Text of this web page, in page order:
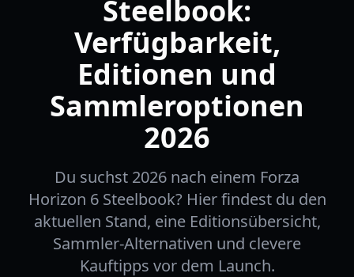
Steelbook:
Verfügbarkeit,
Editionen und
Sammleroptionen
2026
Du suchst 2026 nach einem Forza
Horizon 6 Steelbook? Hier findest du den
aktuellen Stand, eine Editionsübersicht,
Sammler-Alternativen und clevere
Kauftipps vor dem Launch.